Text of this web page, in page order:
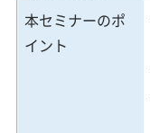
本セミナーのポ
イント